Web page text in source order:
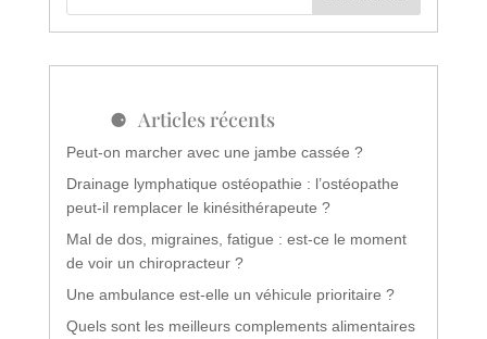
Articles récents
Peut-on marcher avec une jambe cassée ?
Drainage lymphatique ostéopathie : l’ostéopathe
peut-il remplacer le kinésithérapeute ?
Mal de dos, migraines, fatigue : est-ce le moment
de voir un chiropracteur ?
Une ambulance est-elle un véhicule prioritaire ?
Quels sont les meilleurs complements alimentaires